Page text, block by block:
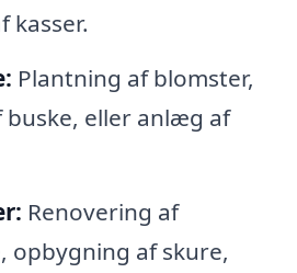
kasser.
Plantning af blomster,
eller anlæg af
Renovering af
opbygning af skure,